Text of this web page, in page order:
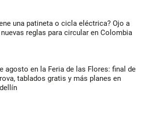
una patineta o cicla eléctrica? Ojo a
nuevas reglas para circular en Colombia
agosto en la Feria de las Flores: final de
tablados gratis y más planes en